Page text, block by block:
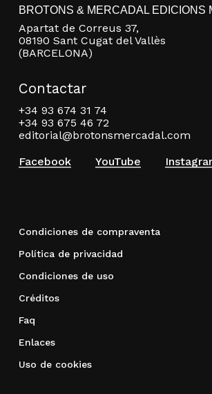
BROTONS & MERCADAL EDICIONS
Apartat de Correus 37,
08190 Sant Cugat del Vallès
(BARCELONA)
Contactar
+34 93 674 31 74
+34 93 675 46 72
editorial@brotonsmercadal.com
Facebook
YouTube
Condiciones de compraventa
Política de privacidad
Condiciones de uso
Créditos
Faq
Enlaces
Uso de cookies